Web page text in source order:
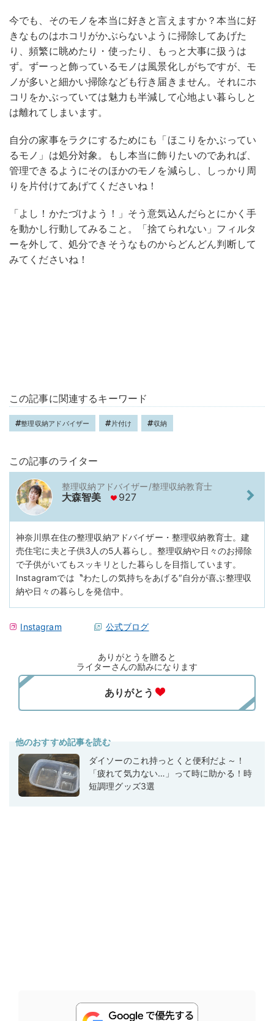
今でも、そのモノを本当に好きと言えますか？本当に好
きなものはホコリがかぶらないように掃除してあげた
り、頻繁に眺めたり・使ったり、もっと大事に扱うは
ず。ずーっと飾っているモノは風景化しがちですが、モ
ノが多いと細かい掃除なども行き届きません。それにホ
コリをかぶっていては魅力も半減して心地よい暮らしと
は離れてしまいます。
自分の家事をラクにするためにも「ほこりをかぶってい
るモノ」は処分対象。もし本当に飾りたいのであれば、
管理できるようにそのほかのモノを減らし、しっかり周
りを片付けてあげてくださいね！
「よし！かたづけよう！」そう意気込んだらとにかく手
を動かし行動してみること。「捨てられない」フィルタ
ーを外して、処分できそうなものからどんどん判断して
みてくださいね！
この記事に関連するキーワード
整理収納アドバイザー 片付け 収納
この記事のライター
整理収納アドバイザー/整理収納教育士
大森智美 927
神奈川県在住の整理収納アドバイザー・整理収納教育士。建
売住宅に夫と子供3人の5人暮らし。整理収納や日々のお掃除
で子供がいてもスッキリとした暮らしを目指しています。
Instagramでは〝わたしの気持ちをあげる″自分が喜ぶ整理収
納や日々の暮らしを発信中。
Instagram 公式ブログ
ありがとうを贈ると
ライターさんの励みになります
他のおすすめ記事を読む
ダイソーのこれ持っとくと便利だよ～！
「疲れて気力ない…」って時に助かる！時
短調理グッズ3選